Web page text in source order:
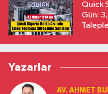
Quick
Gün:
Yazarlar
AV. AHMET